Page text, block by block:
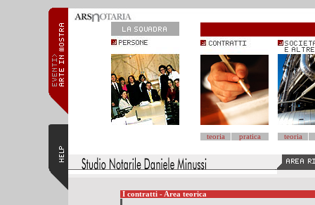
teoria pratica teoria
I contratti - Area teorica